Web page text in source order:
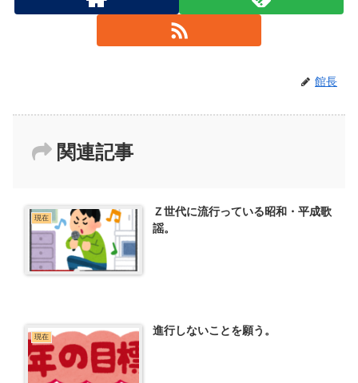
館長
関連記事
現在
Ｚ世代に流行っている昭和・平成歌
謡。
現在 進行しないことを願う。